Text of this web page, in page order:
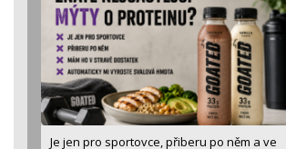
Je jen pro sportovce, přiberu po něm a ve